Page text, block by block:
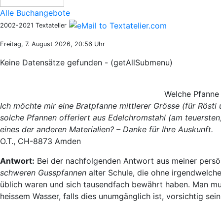
Alle Buchangebote
2002-2021 Textatelier
Freitag, 7. August 2026, 20:56 Uhr
Keine Datensätze gefunden - (getAllSubmenu)
Welche
Ich möchte mir eine Bratpfanne mittlerer Grösse (für
solche Pfannen offeriert aus Edelchromstahl (am
eines der anderen Materialien? – Danke für Ihre Auskunft.
O.T., CH-8873 Amden
Antwort: Bei der nachfolgenden Antwort aus meiner
schweren Gusspfannen alter Schule, die ohne
üblich waren und sich tausendfach bewährt haben. Man
heissem Wasser, falls dies unumgänglich ist, vorsichtig